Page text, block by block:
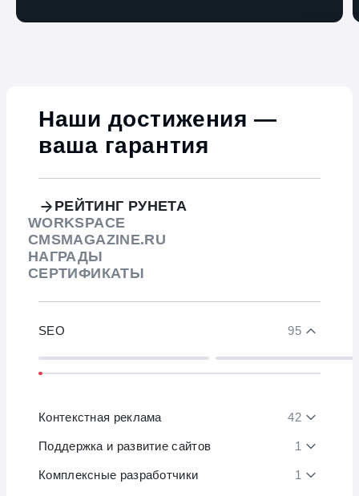
Наши достижения —
ваша гарантия
РЕЙТИНГ РУНЕТА
WORKSPACE
CMSMAGAZINE.RU
НАГРАДЫ
СЕРТИФИКАТЫ
SEO 95
Контекстная реклама 42
Поддержка и развитие сайтов 1
Комплексные разработчики 1